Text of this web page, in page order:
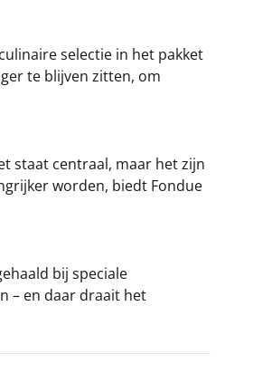
selectie in het pakket
te blijven zitten, om
staat centraal, maar het zijn
worden, biedt Fondue
bij speciale
– en daar draait het